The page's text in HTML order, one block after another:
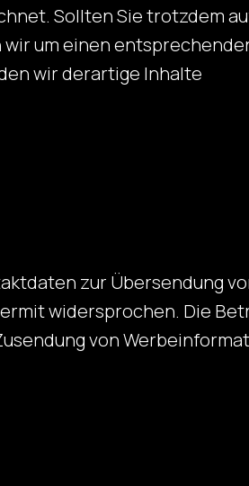
Sollten Sie trotzdem
um einen
wir derartige Inhalte
zur Übersendung
widersprochen. Die
von